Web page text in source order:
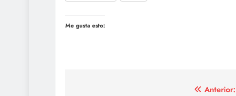
Me gusta esto:
Anterior: